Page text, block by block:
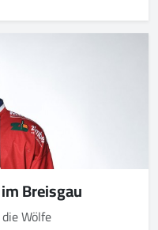
Breisgau
Wölfe